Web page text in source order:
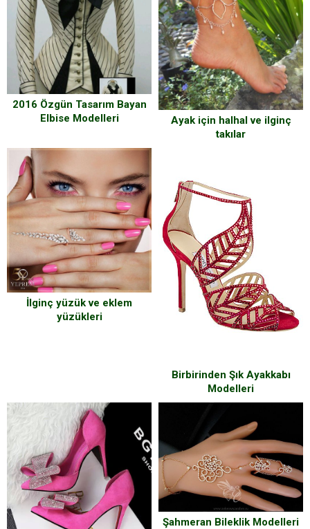
2016 Özgün Tasarım Bayan
Elbise Modelleri
Ayak için halhal ve ilginç
takılar
İlginç yüzük ve eklem
yüzükleri
Birbirinden Şık Ayakkabı
Modelleri
Şahmeran Bileklik Modelleri